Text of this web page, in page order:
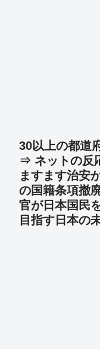
30以上の都道
⇒ ネットの反
ますます治安
の国籍条項撤
官が日本国民
目指す日本の